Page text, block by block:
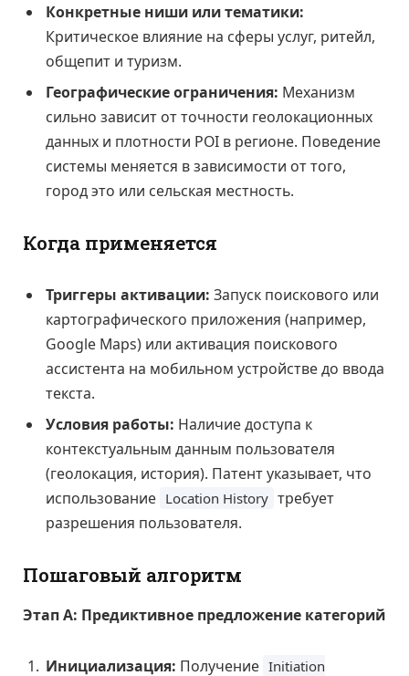
Конкретные ниши или тематики:
Критическое влияние на сферы услуг, ритейл,
общепит и туризм.
Географические ограничения: Механизм
сильно зависит от точности геолокационных
данных и плотности POI в регионе. Поведение
системы меняется в зависимости от того,
город это или сельская местность.
Когда применяется
Триггеры активации: Запуск поискового или
картографического приложения (например,
Google Maps) или активация поискового
ассистента на мобильном устройстве до ввода
текста.
Условия работы: Наличие доступа к
контекстуальным данным пользователя
(геолокация, история). Патент указывает, что
использование Location History требует
разрешения пользователя.
Пошаговый алгоритм
Этап А: Предиктивное предложение категорий
Инициализация: Получение Initiation